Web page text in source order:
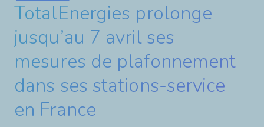
TotalEnergies prolonge
jusqu’au 7 avril ses
mesures de plafonnement
dans ses stations-service
en France